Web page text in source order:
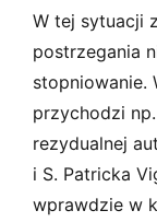
W tej sytuacji
postrzegania
stopniowanie.
przychodzi
rezydualnej
i S. Patricka
wprawdzie w